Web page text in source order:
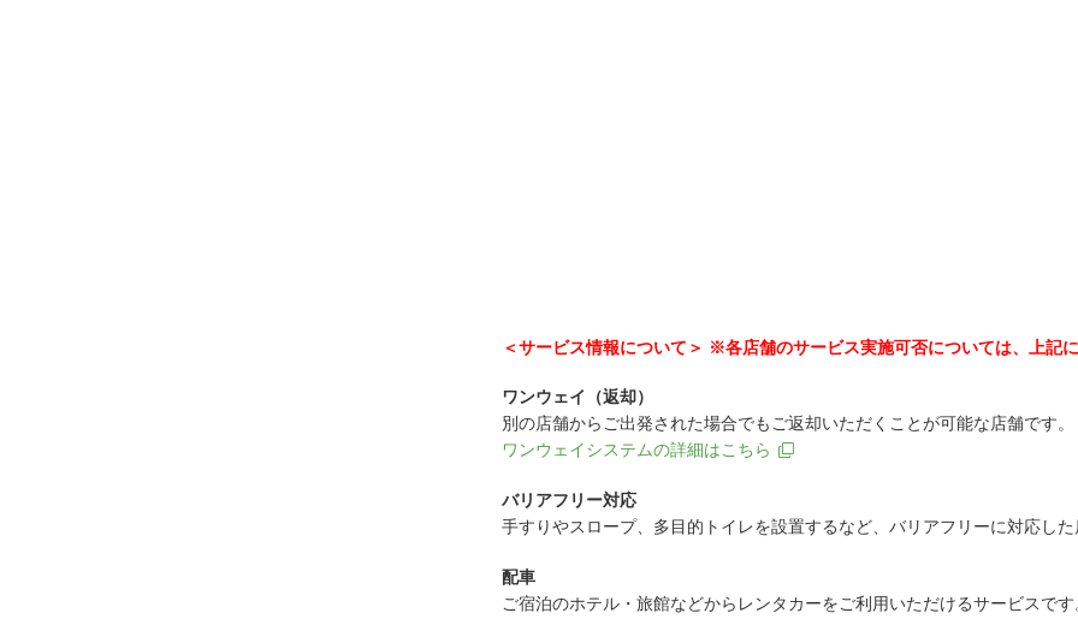
＜サービス情報について＞ ※各店舗のサービス実施可否については、上記
ワンウェイ（返却）
別の店舗からご出発された場合でもご返却いただくことが可能な店舗です。
ワンウェイシステムの詳細はこちら
バリアフリー対応
手すりやスロープ、多目的トイレを設置するなど、バリアフリーに対応した
配車
ご宿泊のホテル・旅館などからレンタカーをご利用いただけるサービスです